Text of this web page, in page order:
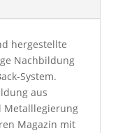
hergestellte
Nachbildung
System.
aus
Metalllegierung
Magazin mit